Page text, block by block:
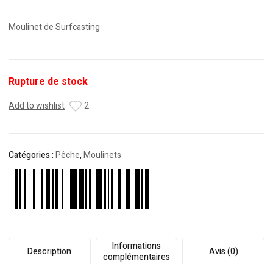
Moulinet de Surfcasting
Rupture de stock
Add to wishlist 2
Catégories :Pêche,Moulinets
Description
Informations
complémentaires
Avis (0)